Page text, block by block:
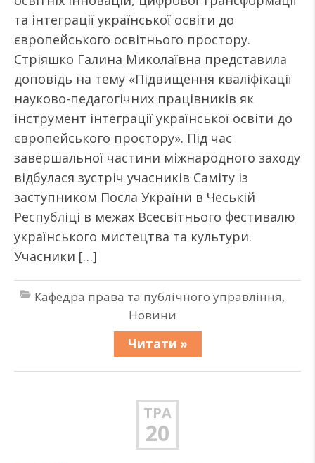
та інтеграції української освіти до
європейського освітнього простору.
Стріяшко Галина Миколаївна представила
доповідь на тему «Підвищення кваліфікації
науково-педагогічних працівників як
інструмент інтеграції української освіти до
європейського простору». Під час
завершальної частини міжнародного заходу
відбулася зустріч учасників Саміту із
заступником Посла України в Чеській
Республіці в межах Всесвітнього фестивалю
українського мистецтва та культури.
Учасники […]
Кафедра права та публічного управління,
Новини
Читати »
ТРА
20